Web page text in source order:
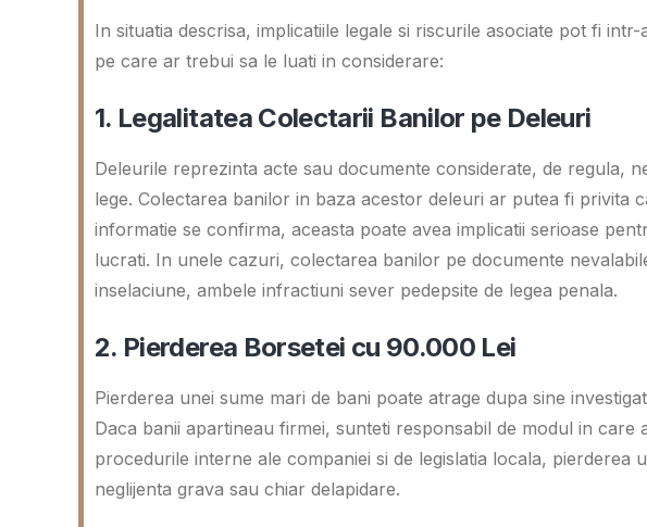
In situatia descrisa, implicatiile legale si riscurile asociate pot fi
pe care ar trebui sa le luati in considerare:
1. Legalitatea Colectarii Banilor pe Deleuri
Deleurile reprezinta acte sau documente considerate, de regula,
lege. Colectarea banilor in baza acestor deleuri ar putea fi privita
informatie se confirma, aceasta poate avea implicatii serioase
lucrati. In unele cazuri, colectarea banilor pe documente
inselaciune, ambele infractiuni sever pedepsite de legea penala.
2. Pierderea Borsetei cu 90.000 Lei
Pierderea unei sume mari de bani poate atrage dupa sine
Daca banii apartineau firmei, sunteti responsabil de modul in care
procedurile interne ale companiei si de legislatia locala, pierderea
neglijenta grava sau chiar delapidare.